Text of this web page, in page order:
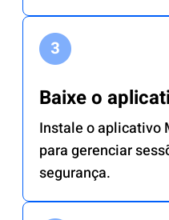
Baixe o
Instale o aplicativo
para gerenciar
segurança.